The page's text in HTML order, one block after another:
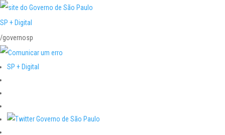
SP + Digital
/governosp
SP + Digital